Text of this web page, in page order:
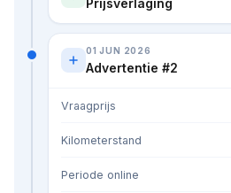
01 JUN 2026
Advertentie #2
Vraagprijs
Kilometerstand
Periode online